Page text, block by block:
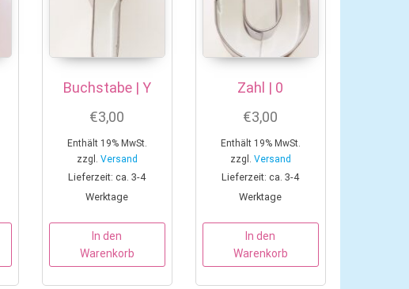
Buchstabe | Y
€3,00
Enthält 19% MwSt.
zzgl. Versand
Lieferzeit: ca. 3-4
Werktage
In den
Warenkorb
Zahl | 0
€3,00
Enthält 19% MwSt.
zzgl. Versand
Lieferzeit: ca. 3-4
Werktage
In den
Warenkorb